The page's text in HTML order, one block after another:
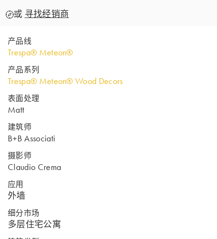
或 寻找经销商
产品线
Trespa® Meteon®
产品系列
Trespa® Meteon® Wood Decors
表面处理
Matt
建筑师
B+B Associati
摄影师
Claudio Crema
应用
外墙
细分市场
多层住宅公寓